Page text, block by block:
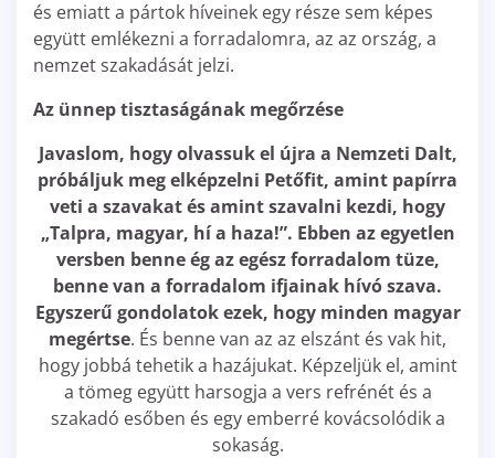
és emiatt a pártok híveinek egy része sem képes
együtt emlékezni a forradalomra, az az ország, a
nemzet szakadását jelzi.
Az ünnep tisztaságának megőrzése
Javaslom, hogy olvassuk el újra a Nemzeti Dalt,
próbáljuk meg elképzelni Petőfit, amint papírra
veti a szavakat és amint szavalni kezdi, hogy
„Talpra, magyar, hí a haza!”. Ebben az egyetlen
versben benne ég az egész forradalom tüze,
benne van a forradalom ifjainak hívó szava.
Egyszerű gondolatok ezek, hogy minden magyar
megértse. És benne van az az elszánt és vak hit,
hogy jobbá tehetik a hazájukat. Képzeljük el, amint
a tömeg együtt harsogja a vers refrénét és a
szakadó esőben és egy emberré kovácsolódik a
sokaság.